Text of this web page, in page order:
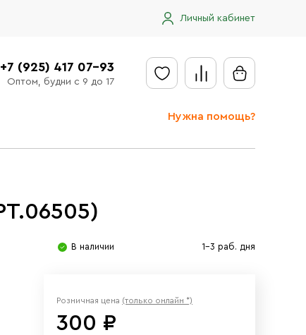
Личный кабинет
+7 (925) 417 07-93
Оптом, будни с 9 до 17
Нужна помощь?
Отправить заявку
В наличии 1-3 раб. дня
Розничная цена (только онлайн *)
300 ₽